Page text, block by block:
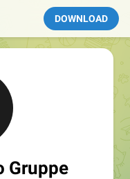
DOWNLOAD
Gruppe